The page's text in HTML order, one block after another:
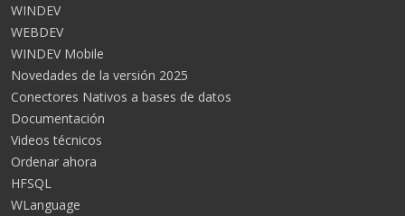
WINDEV
WEBDEV
WINDEV Mobile
Novedades de la versión 2025
Conectores Nativos a bases de datos
Documentación
Videos técnicos
Ordenar ahora
HFSQL
WLanguage